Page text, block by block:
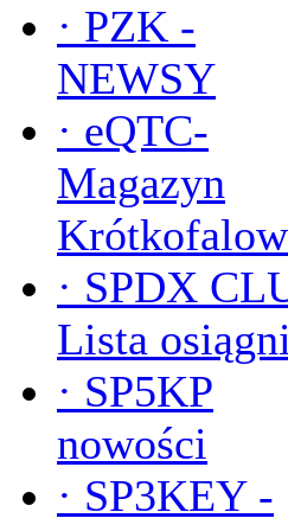
· PZK -
NEWSY
· eQTC-
Magazyn
· SPDX
Lista
· SP5KP
nowości
· SP3KEY -